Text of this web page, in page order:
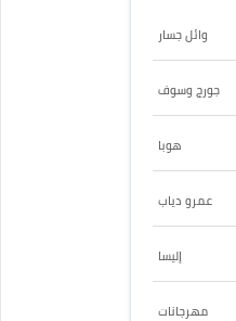
وائل جسار
جورج وسوف
هوبا
عمرو دياب
إليسا
مهرجانات